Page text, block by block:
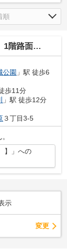
面店 】
公園 」駅 徒歩6
歩11分
」駅 徒歩12分
３丁目3-5
】」への
示
変更